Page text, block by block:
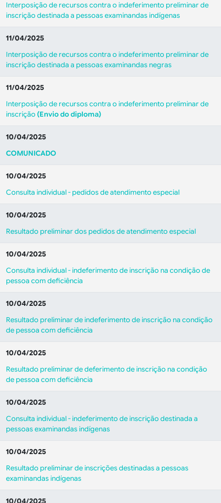
Interposição de recursos contra o indeferimento preliminar de
inscrição destinada a pessoas examinandas indígenas
11/04/2025
Interposição de recursos contra o indeferimento preliminar de
inscrição destinada a pessoas examinandas negras
11/04/2025
Interposição de recursos contra o indeferimento preliminar de
inscrição(Envio do diploma)
10/04/2025
COMUNICADO
10/04/2025
Consulta individual - pedidos de atendimento especial
10/04/2025
Resultado preliminar dos pedidos de atendimento especial
10/04/2025
Consulta individual - indeferimento de inscrição na condição de
pessoa com deficiência
10/04/2025
Resultado preliminar de indeferimento de inscrição na condição
de pessoa com deficiência
10/04/2025
Resultado preliminar de deferimento de inscrição na condição
de pessoa com deficiência
10/04/2025
Consulta individual - indeferimento de inscrição destinada a
pessoas examinandas indígenas
10/04/2025
Resultado preliminar de inscrições destinadas a pessoas
examinandas indígenas
10/04/2025